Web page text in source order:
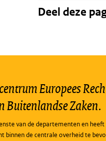
Deel deze
Europees
Buitenlandse Zaken.
van de departementen en
binnen de centrale overheid te